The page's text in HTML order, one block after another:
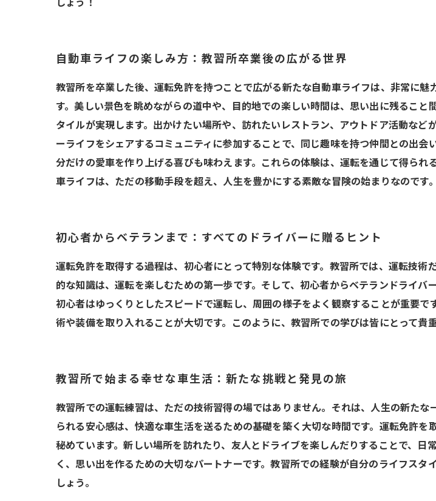
しょう！
自動車ライフの楽しみ方：教習所卒業後の広がる世界
教習所を卒業した後、運転免許を持つことで広がる新たな自動車ライフは、非常に
す。美しい景色を眺めながらの道中や、目的地での楽しい時間は、思い出に残るこ
タイルが実現します。出かけたい場所や、訪れたいレストラン、アウトドア活動な
ーライフをシェアするコミュニティに参加することで、同じ趣味を持つ仲間との出
分だけの愛車を作り上げる喜びも味わえます。これらの体験は、運転を通じて得ら
車ライフは、ただの移動手段を超え、人生を豊かにする素敵な冒険の始まりなのです。
初心者からベテランまで：すべてのドライバーに贈るヒント
運転免許を取得する過程は、初心者にとって特別な体験です。教習所では、運転技
的な知識は、運転を楽しむための第一歩です。そして、初心者からベテランドライバ
初心者はゆっくりとしたスピードで運転し、周囲の様子をよく観察することが重要
術や装備を取り入れることが大切です。このように、教習所での学びは皆にとって貴
教習所で始まる幸せな車生活：新たな挑戦と発見の旅
教習所での運転練習は、ただの技術習得の場ではありません。それは、人生の新た
られる安心感は、快適な車生活を送るための基礎を築く大切な時間です。運転免許
秘めています。新しい場所を訪れたり、友人とドライブを楽しんだりすることで、
く、思い出を作るための大切なパートナーです。教習所での経験が自分のライフス
しょう。